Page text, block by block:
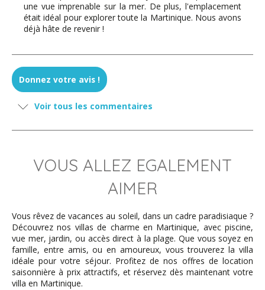
une vue imprenable sur la mer. De plus, l'emplacement
était idéal pour explorer toute la Martinique. Nous avons
déjà hâte de revenir !
Donnez votre avis !
Voir tous les commentaires
VOUS ALLEZ EGALEMENT
AIMER
Vous rêvez de vacances au soleil, dans un cadre paradisiaque ?
Découvrez nos villas de charme en Martinique, avec piscine,
vue mer, jardin, ou accès direct à la plage. Que vous soyez en
famille, entre amis, ou en amoureux, vous trouverez la villa
idéale pour votre séjour. Profitez de nos offres de location
saisonnière à prix attractifs, et réservez dès maintenant votre
villa en Martinique.